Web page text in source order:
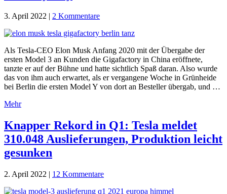
3. April 2022 | 2 Kommentare
Als Tesla-CEO Elon Musk Anfang 2020 mit der Übergabe der
ersten Model 3 an Kunden die Gigafactory in China eröffnete,
tanzte er auf der Bühne und hatte sichtlich Spaß daran. Also wurde
das von ihm auch erwartet, als er vergangene Woche in Grünheide
bei Berlin die ersten Model Y von dort an Besteller übergab, und …
Mehr
Knapper Rekord in Q1: Tesla meldet
310.048 Auslieferungen, Produktion leicht
gesunken
2. April 2022 | 12 Kommentare